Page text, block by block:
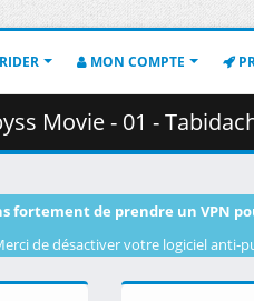
MON COMPTE
01 - Tabidachi no Yoake_-
fortement de prendre un VPN
de désactiver votre logiciel anti-